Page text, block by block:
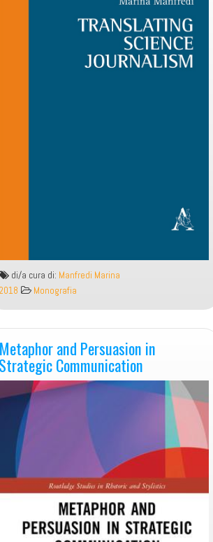
di/a cura di: Manfredi Marina
Monografia
Metaphor and Persuasion in
Strategic Communication